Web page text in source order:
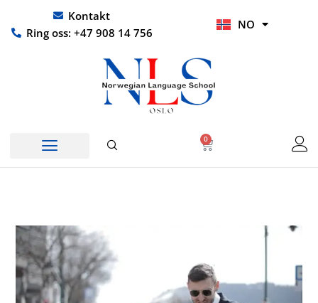
rett
Kontakt
Ring oss: +47 908 14 756
NO
HI
0
Handlekurv